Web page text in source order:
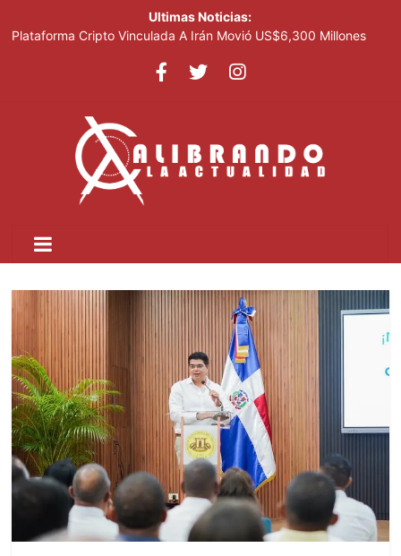
Ultimas Noticias:
Plataforma Cripto Vinculada A Irán Movió US$6,300 Millones
Expertos Piden Eliminar ARS y AFP y Transformar La Ley 87-01
La inflación interanual disminuyó al 5.47 % en julio 2026, según
el Banco Central
Acciones De Sandisk Suben 2,800% En Doce Meses Impulsadas
Por La Demanda De IA